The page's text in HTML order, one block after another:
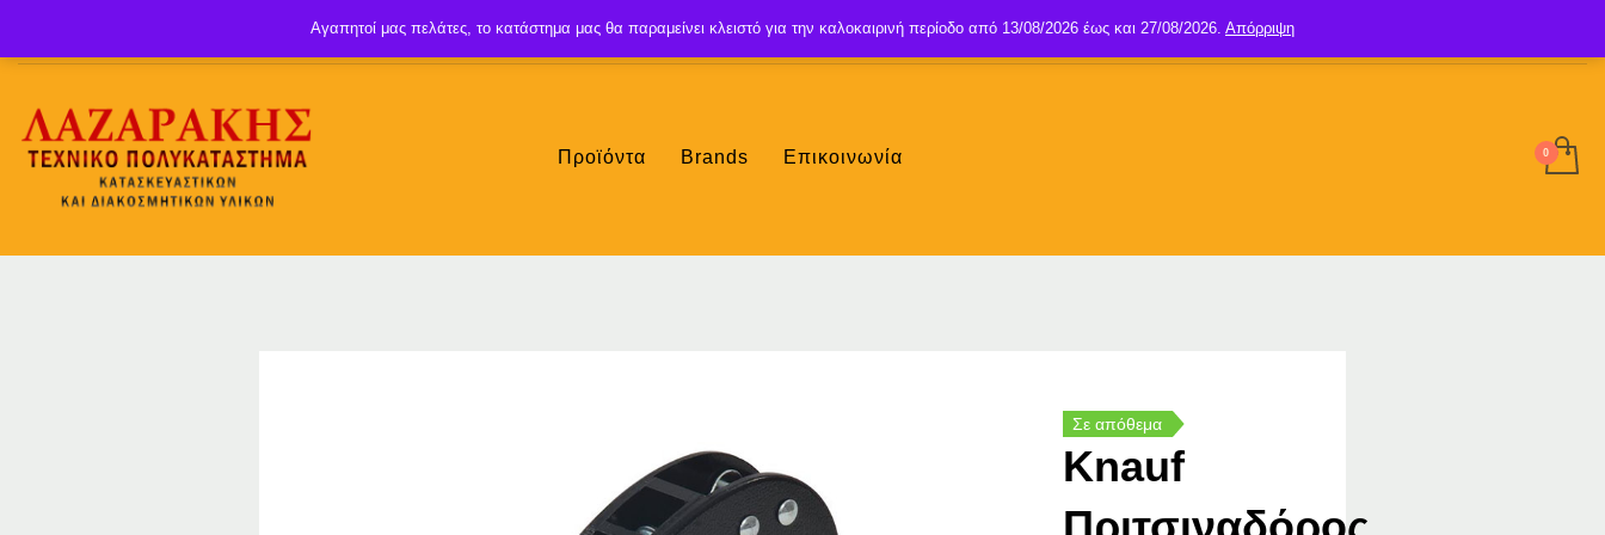
SIGN UP LOGIN
Προϊόντα Brands Επικοινωνία
Σε απόθεμα
Knauf
Αγαπητοί μας πελάτες, το κατάστημα μας θα παραμείνει κλειστό για την καλοκαιρινή περίοδο από 13/08/2026 έως και 27/08/2026. Απόρριψη